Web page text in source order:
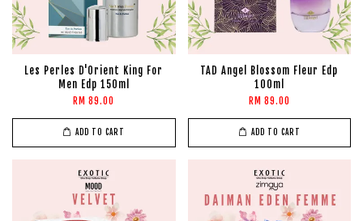
Les Perles D'Orient King For
Men Edp 150ml
RM 89.00
ADD TO CART
TAD Angel Blossom Fleur Edp
100ml
RM 89.00
ADD TO CART